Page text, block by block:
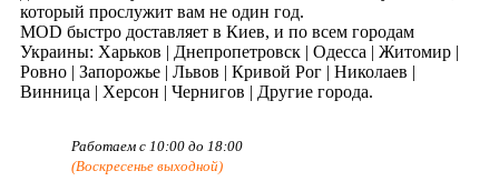
который прослужит вам не один год.
MOD быстро доставляет в Киев, и по всем городам
Украины: Харьков | Днепропетровск | Одесса | Житомир |
Ровно | Запорожье | Львов | Кривой Рог | Николаев |
Винница | Херсон | Чернигов | Другие города.
Работаем с 10:00 до 18:00
(Воскресенье выходной)